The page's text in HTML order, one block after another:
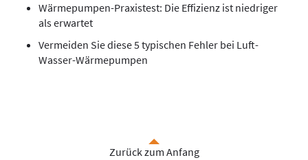
Wärmepumpen-Praxistest: Die Effizienz ist niedriger
als erwartet
Vermeiden Sie diese 5 typischen Fehler bei Luft-
Wasser-Wärmepumpen
Zurück zum Anfang